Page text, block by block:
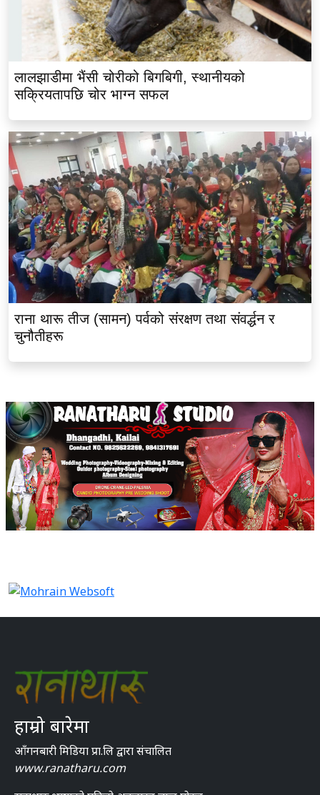
लालझाडीमा भैंसी चोरीको बिगबिगी, स्थानीयको
सक्रियतापछि चोर भाग्न सफल
राना थारू तीज (सामन) पर्वको संरक्षण तथा संवर्द्धन र
चुनौतीहरू
हाम्रो बारेमा
आँगनबारी मिडिया प्रा.लि द्वारा संचालित
www.ranatharu.com